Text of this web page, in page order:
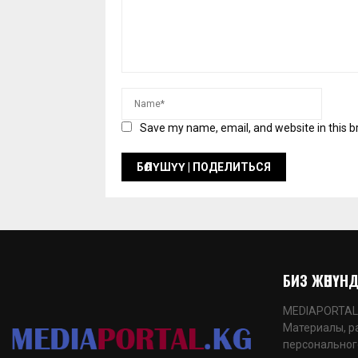
Save my name, email, and website in this
БИЗ
Материалы,